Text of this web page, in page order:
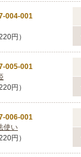
004-001
円）
005-001
円）
006-001
使い
円）